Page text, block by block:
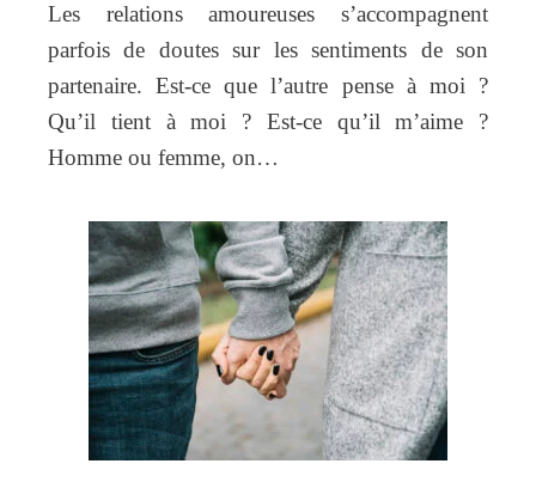
Les relations amoureuses s’accompagnent
parfois de doutes sur les sentiments de son
partenaire. Est-ce que l’autre pense à moi ?
Qu’il tient à moi ? Est-ce qu’il m’aime ?
Homme ou femme, on…